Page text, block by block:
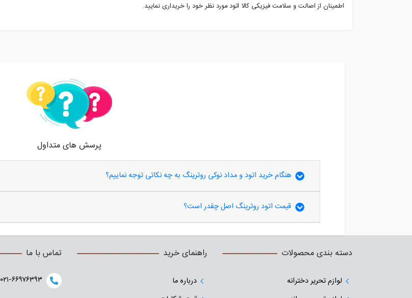
اطمینان از اصالت و سلامت فیزیکی کالا اتود مورد نظر خود را خریداری نمایید.
پرسش های متداول
هنگام خرید اتود و مداد نوکی روترینگ به چه نکاتی توجه نماییم؟
قیمت اتود روترینگ اصل چقدر است؟
دسته بندی محصولات
لوازم تحریر دخترانه
راهنمای خرید
درباره ما
تماس با ما
۰۲۱-۶۶۹۷۶۳۹۳